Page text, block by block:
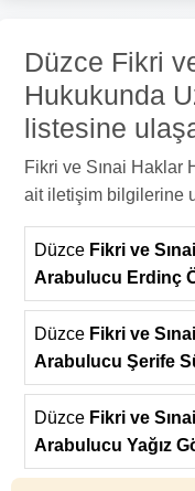
Düzce Fikri
Hukukunda
listesine
Fikri ve Sınai Haklar
ait iletişim bilgilerine
Düzce Fikri ve
Arabulucu Erdinç
Düzce Fikri ve
Arabulucu Şerife
Düzce Fikri ve
Arabulucu Yağız